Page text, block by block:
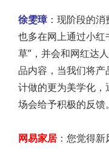
徐雯璋 ：现阶段的
也多在网上通过小红
草”，并会和网红达
品内容，当我们将
计做的更为美学化
场会给予积极的反馈。
网易家居 ：您觉得